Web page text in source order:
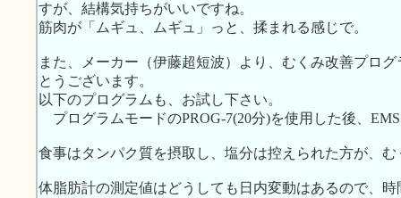
すが、結構気持ちがいいですね。
筋肉が「ムギュ、ムギュ」っと、揉まれる感じで。
また、メーカー（伊藤超短波）より、むくみ改善プロ
とうございます。
以下のプログラムも、お試し下さい。
プログラムモードのPROG-7(20分)を使用した後、
食事はタンパク質を摂取し、塩分は控えられた方が、
体脂肪計の測定値はどうしても日内変動はあるので、